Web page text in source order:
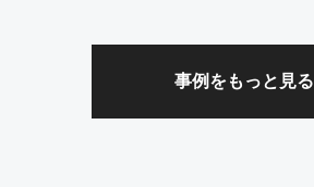
事例をもっと見る